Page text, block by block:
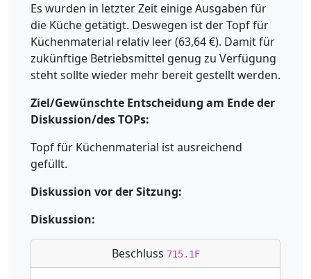
Es wurden in letzter Zeit einige Ausgaben für
die Küche getätigt. Deswegen ist der Topf für
Küchenmaterial relativ leer (63,64 €). Damit für
zukünftige Betriebsmittel genug zu Verfügung
steht sollte wieder mehr bereit gestellt werden.
Ziel/Gewünschte Entscheidung am Ende der
Diskussion/des TOPs:
Topf für Küchenmaterial ist ausreichend
gefüllt.
Diskussion vor der Sitzung:
Diskussion:
Beschluss 715.1F